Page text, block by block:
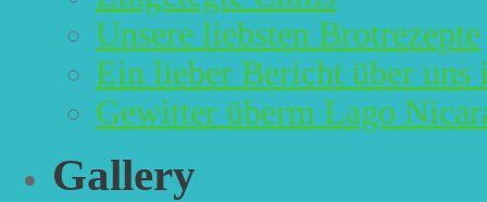
Unsere liebsten Brotrezepte
Ein lieber Bericht über uns
Gewitter überm Lago
Gallery